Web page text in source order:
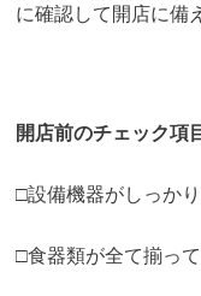
に確認して開店に備
開店前のチェック項
□設備機器がしっか
□食器類が全て揃っ